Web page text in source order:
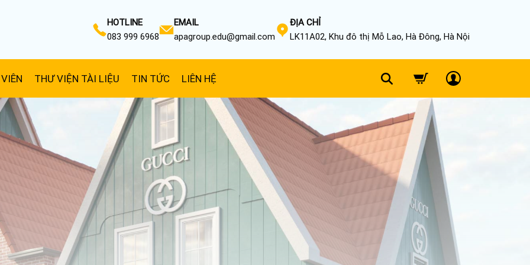
HOTLINE
083 999 6968
EMAIL
apagroup.edu@gmail.com
ĐỊA CHỈ
LK11A02, Khu đô thị Mỗ Lao, Hà Đông, Hà Nội
THƯ VIỆN TÀI LIỆU TIN TỨC LIÊN HỆ